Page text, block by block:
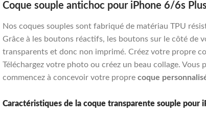
was:
€16,95.
is:
€13,55.
Coque souple antichoc pour iPhone 6/6s
Nos coques souples sont fabriqué de matériau TPU
Grâce à les boutons réactifs, les boutons sur le côté de
transparents et donc non imprimé. Créez votre propre
Téléchargez votre photo ou créez un beau collage.
commencez à concevoir votre propre coque
Caractéristiques de la coque transparente souple pour